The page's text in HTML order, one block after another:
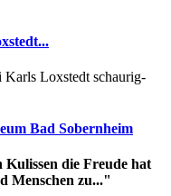
Loxstedt schaurig-
Bad Sobernheim
die Freude hat
Menschen zu..."